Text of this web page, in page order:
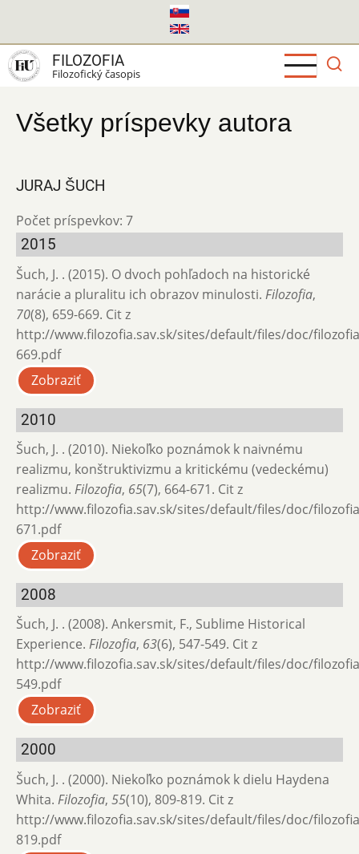
hlavný
obsah
FILOZOFIA
Filozofický časopis
Všetky príspevky autora
JURAJ ŠUCH
Počet príspevkov: 7
2015
Šuch, J. . (2015). O dvoch pohľadoch na historické
narácie a pluralitu ich obrazov minulosti. Filozofia,
70(8), 659-669. Cit z
http://www.filozofia.sav.sk/sites/default/files/doc/
669.pdf
Zobraziť
2010
Šuch, J. . (2010). Niekoľko poznámok k naivnému
realizmu, konštruktivizmu a kritickému (vedeckému)
realizmu. Filozofia, 65(7), 664-671. Cit z
http://www.filozofia.sav.sk/sites/default/files/doc/
671.pdf
Zobraziť
2008
Šuch, J. . (2008). Ankersmit, F., Sublime Historical
Experience. Filozofia, 63(6), 547-549. Cit z
http://www.filozofia.sav.sk/sites/default/files/doc/
549.pdf
Zobraziť
2000
Šuch, J. . (2000). Niekoľko poznámok k dielu Haydena
Whita. Filozofia, 55(10), 809-819. Cit z
http://www.filozofia.sav.sk/sites/default/files/doc/
819.pdf